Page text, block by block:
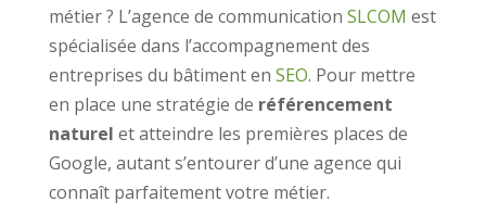
métier ? L’agence de communication SLCOM est
spécialisée dans l’accompagnement des
entreprises du bâtiment en SEO. Pour mettre
en place une stratégie de référencement
naturel et atteindre les premières places de
Google, autant s’entourer d’une agence qui
connaît parfaitement votre métier.